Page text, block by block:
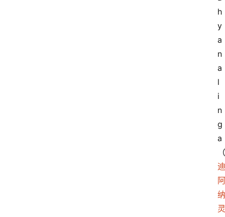
h
y
a
n
a
l
i
n
g
a
（
迪
阿
纳
灵